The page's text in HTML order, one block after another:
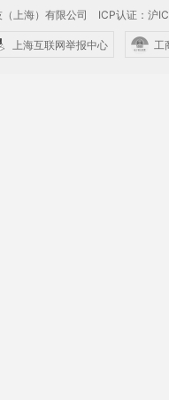
（上海）有限公司 ICP认证：沪
上海互联网举报中心 工